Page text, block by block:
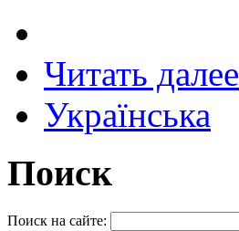
Читать далее
Українська
Поиск
Поиск на сайте: